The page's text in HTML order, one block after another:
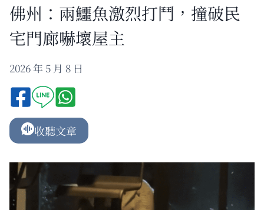
佛州：兩鱷魚激烈打鬥，撞破民
宅門廊嚇壞屋主
2026 年 5 月 8 日
收聽文章